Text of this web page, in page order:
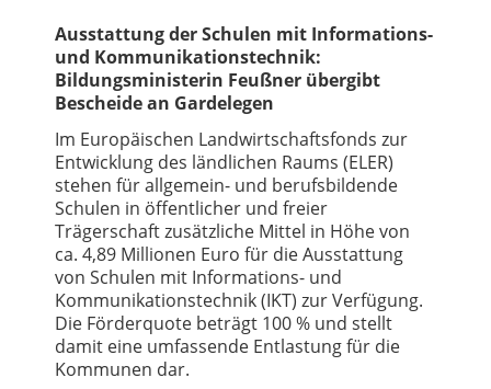
Ausstattung der Schulen mit Informations-
und Kommunikationstechnik:
Bildungsministerin Feußner übergibt
Bescheide an Gardelegen
Im Europäischen Landwirtschaftsfonds zur
Entwicklung des ländlichen Raums (ELER)
stehen für allgemein- und berufsbildende
Schulen in öffentlicher und freier
Trägerschaft zusätzliche Mittel in Höhe von
ca. 4,89 Millionen Euro für die Ausstattung
von Schulen mit Informations- und
Kommunikationstechnik (IKT) zur Verfügung.
Die Förderquote beträgt 100 % und stellt
damit eine umfassende Entlastung für die
Kommunen dar.